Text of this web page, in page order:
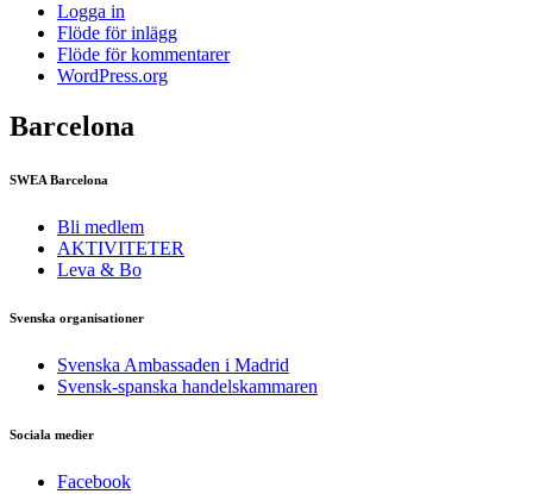
Logga in
Flöde för inlägg
Flöde för kommentarer
WordPress.org
Barcelona
SWEA Barcelona
Bli medlem
AKTIVITETER
Leva & Bo
Svenska organisationer
Svenska Ambassaden i Madrid
Svensk-spanska handelskammaren
Sociala medier
Facebook